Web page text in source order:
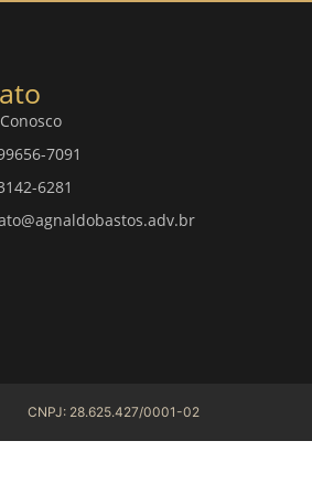
7091
6281
CNPJ: 28.625.427/0001-02